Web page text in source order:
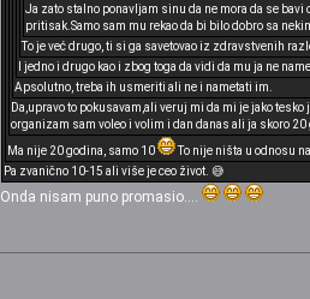
Ja zato stalno ponavljam sinu da ne mora da se
pritisak.Samo sam mu rekao da bi bilo dobro sa
To je već drugo, ti si ga savetovao iz zdravstvenih
I jedno i drugo kao i zbog toga da vidi da mu ja ne
Apsolutno, treba ih usmeriti ali ne i nametati im.
Da,upravo to pokusavam,ali veruj mi da mi je jako
organizam sam voleo i volim i dan danas ali ja skoro
Ma nije 20 godina, samo 10
To nije ništa u odnosu
Pa zvanično 10-15 ali više je ceo život. 😅
Onda nisam puno promasio....